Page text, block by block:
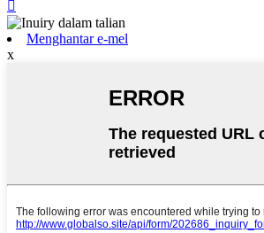

Menghantar e-mel
x